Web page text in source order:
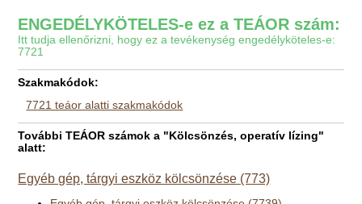
ENGEDÉLYKÖTELES-e ez a TEÁOR szám:
Itt tudja ellenőrizni, hogy ez a tevékenység engedélyköteles-e:
7721
Szakmakódok:
7721 teáor alatti szakmakódok
További TEÁOR számok a "Kölcsönzés, operatív lízing"
alatt:
Egyéb gép, tárgyi eszköz kölcsönzése (773)